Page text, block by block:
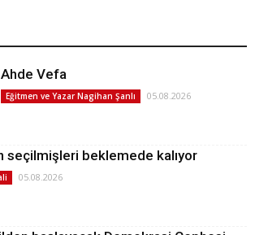
Ahde Vefa
Eğitmen ve Yazar Nagihan Şanlı 05.08.2026
seçilmişleri beklemede kalıyor
05.08.2026